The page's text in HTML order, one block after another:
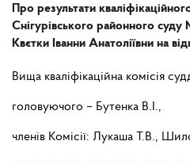
Про результати
Снігурівського районного суду
Квєтки Іванни Анатоліївни на
Вища кваліфікаційна комісія
головуючого – Бутенка В.І.,
членів Комісії: Лукаша Т.В.,